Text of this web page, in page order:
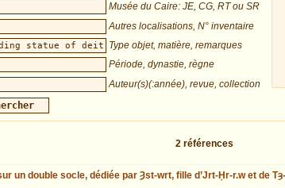
Musée du Caire: JE, CG, RT ou SR
Autres localisations, N° inventaire
Type objet, matière, remarques
Période, dynastie, règne
Auteur(s)(:année), revue, collection
2 références
un double socle, dédiée par Ȝst-wrt, fille d’Jrt-Ḥr-r.w et de